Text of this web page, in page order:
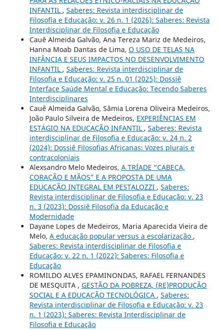
INFANTIL , Saberes: Revista interdisciplinar de
Filosofia e Educação: v. 26 n. 1 (2026): Saberes: Revista
Interdisciplinar de Filosofia e Educação
Cauê Almeida Galvão, Ana Tereza Mariz de Medeiros,
Hanna Moab Dantas de Lima, O USO DE TELAS NA
INFÂNCIA E SEUS IMPACTOS NO DESENVOLVIMENTO
INFANTIL , Saberes: Revista interdisciplinar de
Filosofia e Educação: v. 25 n. 01 (2025): Dossiê
Interface Saúde Mental e Educação: Tecendo Saberes
Interdisciplinares
Cauê Almeida Galvão, Sâmia Lorena Oliveira Medeiros,
João Paulo Silveira de Medeiros, EXPERIÊNCIAS EM
ESTÁGIO NA EDUCAÇÃO INFANTIL , Saberes: Revista
interdisciplinar de Filosofia e Educação: v. 24 n. 2
(2024): Dossiê Filosofias Africanas: Vozes plurais e
contracoloniais
Alexsandro Melo Medeiros, A TRÍADE “CABEÇA,
CORAÇÃO E MÃOS” E A PROPOSTA DE UMA
EDUCAÇÃO INTEGRAL EM PESTALOZZI , Saberes:
Revista interdisciplinar de Filosofia e Educação: v. 23
n. 3 (2023): Dossiê Filosofia da Educação e
Modernidade
Dayane Lopes de Medeiros, Maria Aparecida Vieira de
Melo, A educação popular versus a escolarização ,
Saberes: Revista interdisciplinar de Filosofia e
Educação: v. 22 n. 1 (2022): Saberes: Filosofia e
Educação
ROMILDO ALVES EPAMINONDAS, RAFAEL FERNANDES
DE MESQUITA , GESTÃO DA POBREZA, (RE)PRODUÇÃO
SOCIAL E A EDUCAÇÃO TECNOLÓGICA , Saberes:
Revista interdisciplinar de Filosofia e Educação: v. 23
n. 1 (2023): Saberes: Revista Interdisciplinar de
Filosofia e Educação